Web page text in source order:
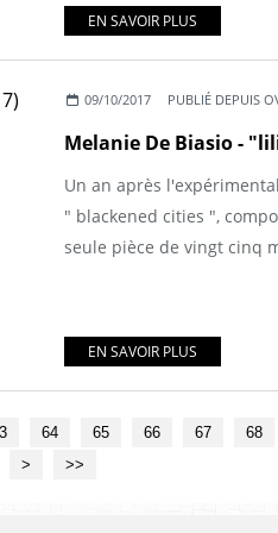
EN SAVOIR PLUS
09/10/2017 PUBLIÉ DEPUIS
Melanie De Biasio -
Un an après
" blackened cities ",
seule pièce de vingt cinq
EN SAVOIR PLUS
64 65 66 67 68
>
>>